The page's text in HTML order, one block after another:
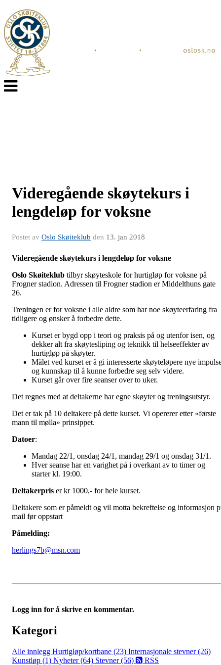
Veksle
navigasjon
Videregående skøytekurs i
lengdeløp for voksne
Postet av Oslo Skøiteklub den 13. jan 2018
Videregående skøytekurs i lengdeløp for voksne
Oslo Skøiteklub tilbyr skøyteskole for hurtigløp for voksne på
Frogner stadion. Adressen til Frogner stadion er Middelthuns gate
26.
Treningen er for voksne i alle aldre som har noe skøyteerfaring fra
tidligere og ønsker å forbedre dette.
Kurset er bygd opp i teori og praksis på og utenfor isen, og
dekker alt fra skøytesliping og teknikk til helseeffekter av
hurtigløp på skøyter.
Målet ved kurset er å gi interesserte skøyteløpere nye
og kunnskap til å kunne forbedre seg selv videre.
Kurset går over fire seanser over to uker.
Det regnes med at deltakerne har egne skøyter og treningsutstyr.
Det er tak på 10 deltakere på dette kurset. Vi opererer etter «første
mann til mølla» prinsippet.
Datoer:
Mandag 22/1, onsdag 24/1, mandag 29/1 og onsdag 31/1.
Hver seanse har en varighet på i overkant av to timer og
starter kl. 19:00.
Deltakerpris er kr 1000,- for hele kurset.
Deltakere som er påmeldt og vil motta bekreftelse og informasjon
mail før oppstart
Påmelding:
herlings7b@msn.com
Logg inn for å skrive en kommentar.
Kategori
Alle innlegg Hurtigløp/kortbane (23) Internasjonale stevner (26)
Kunstløp (1) Nyheter (64) Stevner (56) RSS